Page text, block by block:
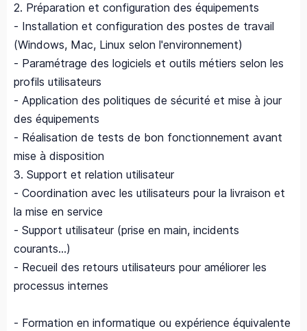
2. Préparation et configuration des équipements
- Installation et configuration des postes de travail
(Windows, Mac, Linux selon l'environnement)
- Paramétrage des logiciels et outils métiers selon les
profils utilisateurs
- Application des politiques de sécurité et mise à jour
des équipements
- Réalisation de tests de bon fonctionnement avant
mise à disposition
3. Support et relation utilisateur
- Coordination avec les utilisateurs pour la livraison et
la mise en service
- Support utilisateur (prise en main, incidents
courants...)
- Recueil des retours utilisateurs pour améliorer les
processus internes
- Formation en informatique ou expérience équivalente